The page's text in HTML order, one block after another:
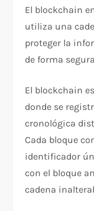
El blockchain
utiliza una
proteger la
de forma
El blockchain
donde se
cronológica
Cada bloque
identificador
con el bloque
cadena